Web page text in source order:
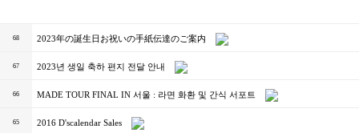
68 2023年の誕生日お祝いの手紙伝達のご案内
67 2023년 생일 축하 편지 전달 안내
66 MADE TOUR FINAL IN 서울 : 라면 화환 및 간식 서포트
65 2016 D'scalendar Sales